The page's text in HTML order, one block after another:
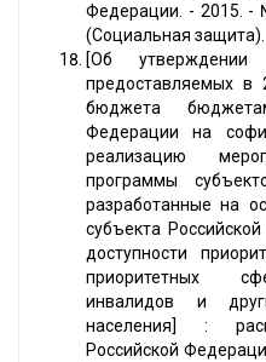
Федерации. - 2015. -
(Социальная защита).
[Об утверждении
предоставляемых в
бюджета
Федерации на
реализацию
программы
разработанные на
субъекта
доступности
приоритетных
инвалидов и
населения] :
Российской